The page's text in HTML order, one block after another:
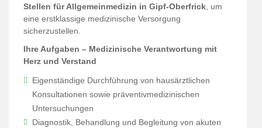
Stellen für Allgemeinmedizin in Gipf-Oberfrick , um
eine erstklassige medizinische Versorgung
sicherzustellen.
Ihre Aufgaben – Medizinische Verantwortung mit
Herz und Verstand
Eigenständige Durchführung von hausärztlichen
Konsultationen sowie präventivmedizinischen
Untersuchungen
Diagnostik, Behandlung und Begleitung von akuten